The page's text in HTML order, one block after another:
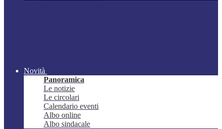
Novità
Panoramica
Le notizie
Le circolari
Calendario eventi
Albo online
Albo sindacale